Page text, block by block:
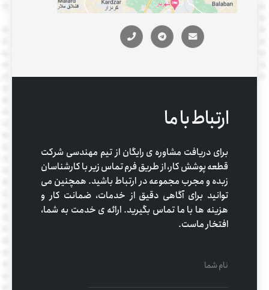
ارتباط با ما
برای دریافت مشاوره ی رایگان از تیم مهندسی شرکت
قطعه پوشش کار، از طریق فرم تماس زیر با کارشناسان
زبده و مجرب مجموعه در ارتباط باشید. همچنین می
توانید برای آگاهی دقیق از خدمات، ضمانت کار و
هزینه ها با ما تماس بگیرید. ارائه ی خدمت به شما،
افتخار ماست.
نام شما